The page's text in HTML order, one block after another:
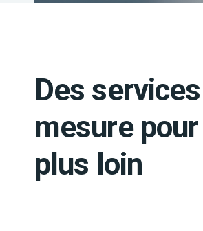
Des
mesure
plus loin